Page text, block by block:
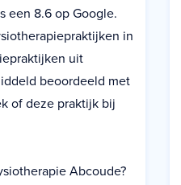
een 8.6 op Google.
in
uit
beoordeeld met
of deze praktijk bij
Abcoude?